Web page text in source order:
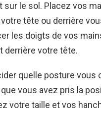
sur le sol. Placez vos
tête ou derrière
les doigts de vos
derrière votre tête.
quelle posture vous
vous avez pris la
votre taille et vos